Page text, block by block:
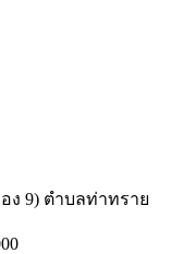
ง 9) ตำบลท่าทราย